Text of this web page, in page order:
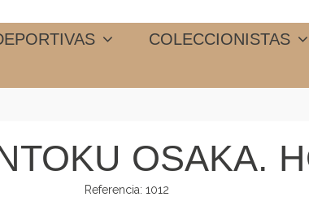
COLECCIONISTAS
OSAKA.
Referencia: 1012